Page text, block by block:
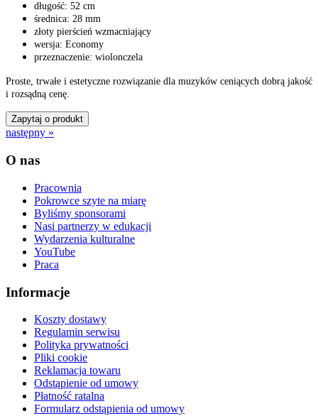
długość: 52 cm
średnica: 28 mm
złoty pierścień wzmacniający
wersja: Economy
przeznaczenie: wiolonczela
Proste, trwałe i estetyczne rozwiązanie dla muzyków ceniących dobrą jakość
i rozsądną cenę.
Zapytaj o produkt
następny »
O nas
Pracownia
Pokrowce szyte na miarę
Byliśmy sponsorami
Nasi partnerzy w edukacji
Wydarzenia kulturalne
YouTube
Praca
Informacje
Koszty dostawy
Regulamin serwisu
Polityka prywatności
Pliki cookie
Reklamacja towaru
Odstąpienie od umowy
Płatność ratalna
Formularz odstąpienia od umowy